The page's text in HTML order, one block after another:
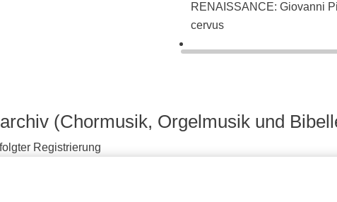
RENAISSANCE: Giovanni
cervus
(Chormusik, Orgelmusik und
Registrierung